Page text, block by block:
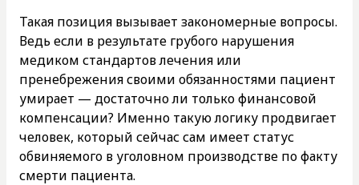
Такая позиция вызывает закономерные вопросы.
Ведь если в результате грубого нарушения
медиком стандартов лечения или
пренебрежения своими обязанностями пациент
умирает — достаточно ли только финансовой
компенсации? Именно такую логику продвигает
человек, который сейчас сам имеет статус
обвиняемого в уголовном производстве по факту
смерти пациента.